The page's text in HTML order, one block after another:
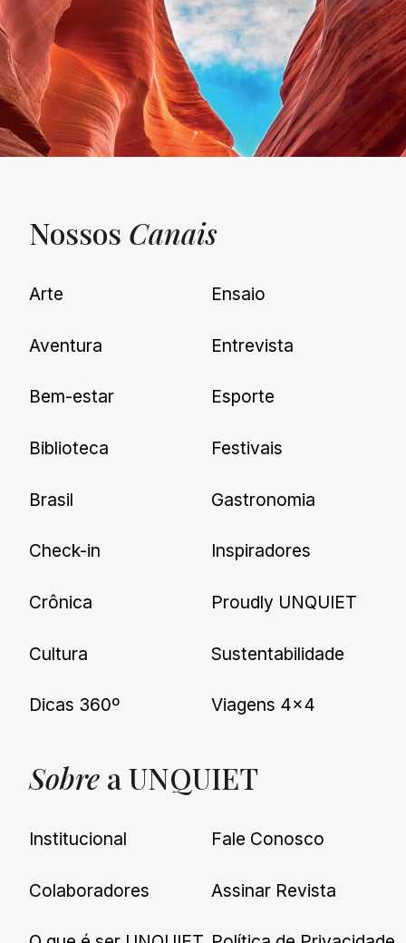
UNQUIET
Newsletter
nossas novidades.
Nossos Canais
Arte
Aventura
Bem-estar
Biblioteca
Brasil
Check-in
Crônica
Cultura
Dicas 360º
Ensaio
Entrevista
Esporte
Festivais
Gastronomia
Inspiradores
Proudly UNQUIET
Sustentabilidade
Viagens 4×4
Sobre a UNQUIET
Institucional
Colaboradores
Fale Conosco
Assinar Revista